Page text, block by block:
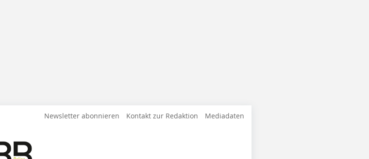
Newsletter abonnieren Kontakt zur Redaktion Mediadaten